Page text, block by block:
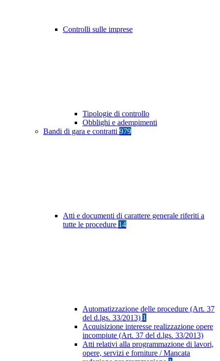
Controlli sulle imprese
Tipologie di controllo
Obblighi e adempimenti
Bandi di gara e contratti 979
Atti e documenti di carattere generale riferiti a
tutte le procedure 14
Automatizzazione delle procedure (Art. 37
del d.lgs. 33/2013) 1
Acquisizione interesse realizzazione opere
incompiute (Art. 37 del d.lgs. 33/2013)
Atti relativi alla programmazione di lavori,
opere, servizi e forniture / Mancata